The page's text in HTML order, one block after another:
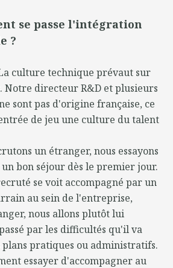
se passe l'intégration
?
culture technique prévaut sur
Notre directeur R&D et plusieurs
sont pas d'origine française, ce
de jeu une culture du talent
un étranger, nous essayons
bon séjour dès le premier jour.
se voit accompagné par un
au sein de l'entreprise,
nous allons plutôt lui
par les difficultés qu'il va
pratiques ou administratifs.
essayer d'accompagner au